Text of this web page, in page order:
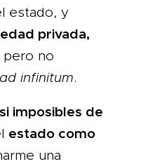
estado, y
privada,
pero no
ad infinitum.
imposibles de
estado como
una